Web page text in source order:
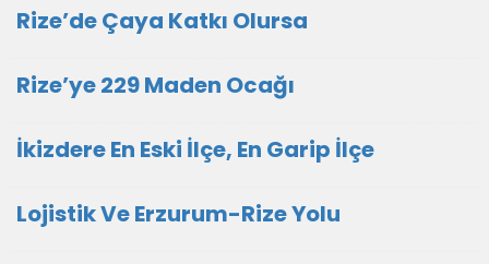
Rize’de Çaya Katkı Olursa
Rize’ye 229 Maden Ocağı
İkizdere En Eski İlçe, En Garip İlçe
Lojistik Ve Erzurum-Rize Yolu